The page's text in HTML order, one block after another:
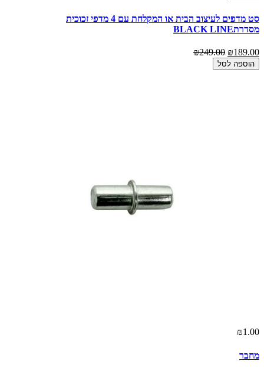
סט מדפים לעיצוב הבית או המקלחת עם 4 מדפי זכוכית
מסדרתBLACK LINE
₪189.00
₪249.00
הוספה לסל
₪1.00
מחבר